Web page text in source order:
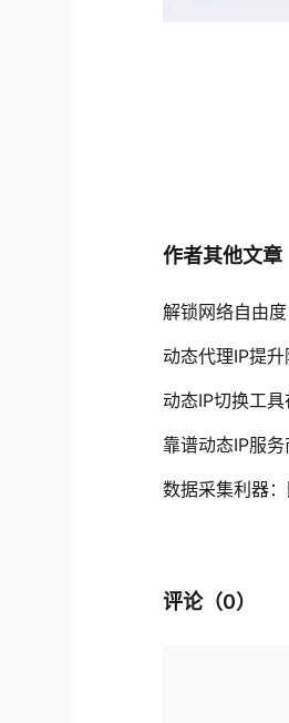
作者其他文章
解锁网络自由
动态代理IP提
动态IP切换工
靠谱动态IP服
数据采集利器
评论（0）